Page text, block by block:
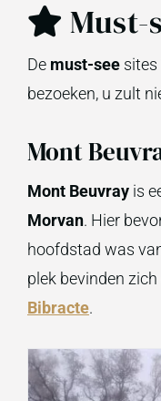
Must-
De must-seesites
bezoeken, u zult
Mont
Mont Beuvrayis
Morvan. Hier
hoofdstad was
plek bevinden
Bibracte.